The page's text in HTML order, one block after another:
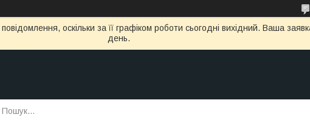
оскільки за її графіком роботи сьогодні вихідний. Ваша
день.